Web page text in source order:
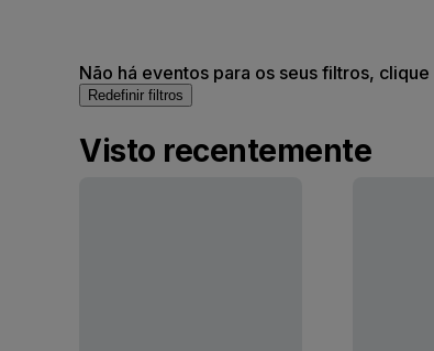
Não há eventos para os seus filtros,
Redefinir filtros
Visto recentemente